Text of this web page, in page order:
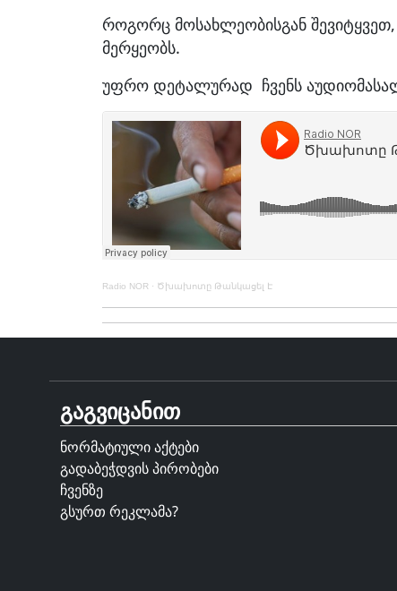
როგორც მოსახლეობისგან
მერყეობს.
უფრო დეტალურად ჩვენს
Radio NOR · Ծխախոտը Թանկացել Է
გაგვიცანით
ნორმატიული აქტები
გადაბეჭდვის პირობები
ჩვენზე
გსურთ რეკლამა?